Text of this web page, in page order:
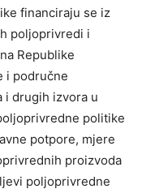
financiraju se iz
poljoprivredi i
Republike
i područne
i drugih izvora u
politike
potpore, mjere
proizvoda
poljoprivredne